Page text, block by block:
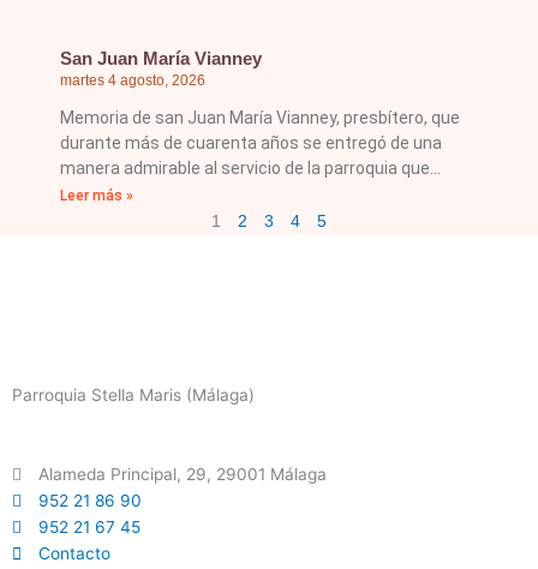
San Juan María Vianney
martes 4 agosto, 2026
Memoria de san Juan María Vianney, presbítero, que
durante más de cuarenta años se entregó de una
manera admirable al servicio de la parroquia que
Leer más »
1 2 3 4 5
Parroquia Stella Maris (Málaga)
Alameda Principal, 29, 29001 Málaga
952 21 86 90
952 21 67 45
Contacto